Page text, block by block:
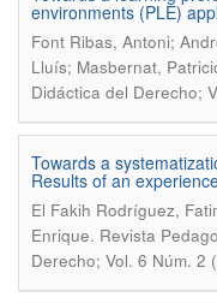
environments (PLE)
Font Ribas, Antoni;
Lluís; Masbernat,
Didáctica del Derecho;
Towards a
Results of an
El Fakih Rodríguez,
Enrique. Revista
Derecho; Vol. 6 Núm. 2